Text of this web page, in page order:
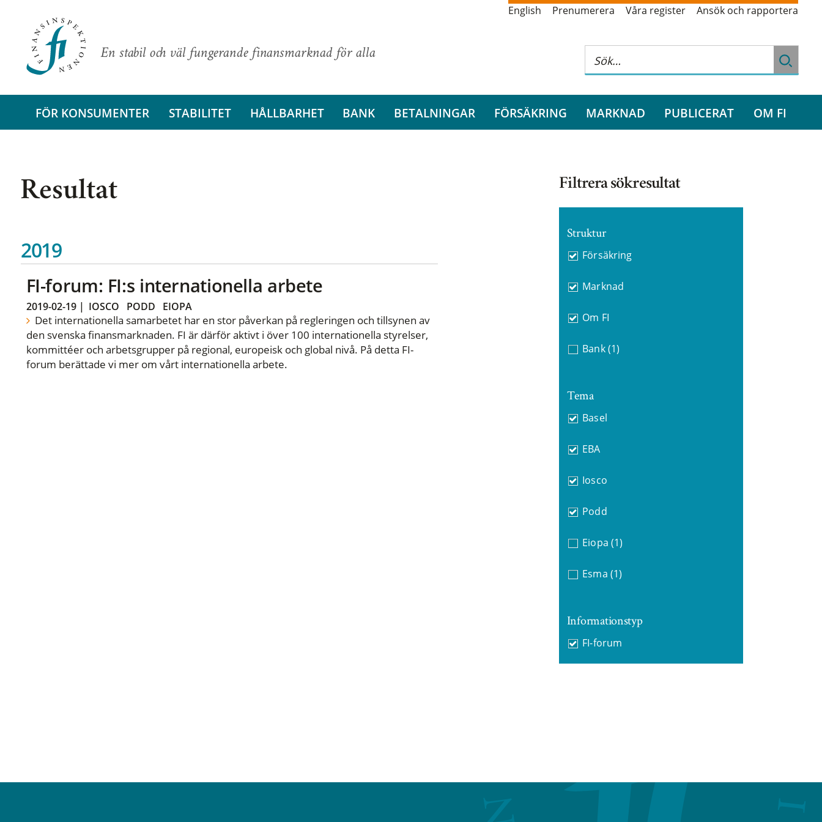
En stabil och väl fungerande finansmarknad för alla
English Prenumerera Våra register Ansök och rapportera
FÖR KONSUMENTER STABILITET HÅLLBARHET BANK BETALNINGAR FÖRSÄKRING MARKNAD PUBLICERAT OM FI
Resultat
2019
FI-forum: FI:s internationella arbete
2019-02-19| IOSCO PODD EIOPA
Det internationella samarbetet har en stor påverkan på regleringen och tillsynen av
den svenska finansmarknaden. FI är därför aktivt i över 100 internationella styrelser,
kommittéer och arbetsgrupper på regional, europeisk och global nivå. På detta FI-
forum berättade vi mer om vårt internationella arbete.
Filtrera sökresultat
Struktur
Försäkring
Marknad
Om FI
Bank (1)
Tema
Basel
EBA
Iosco
Podd
Eiopa (1)
Esma (1)
Informationstyp
FI-forum